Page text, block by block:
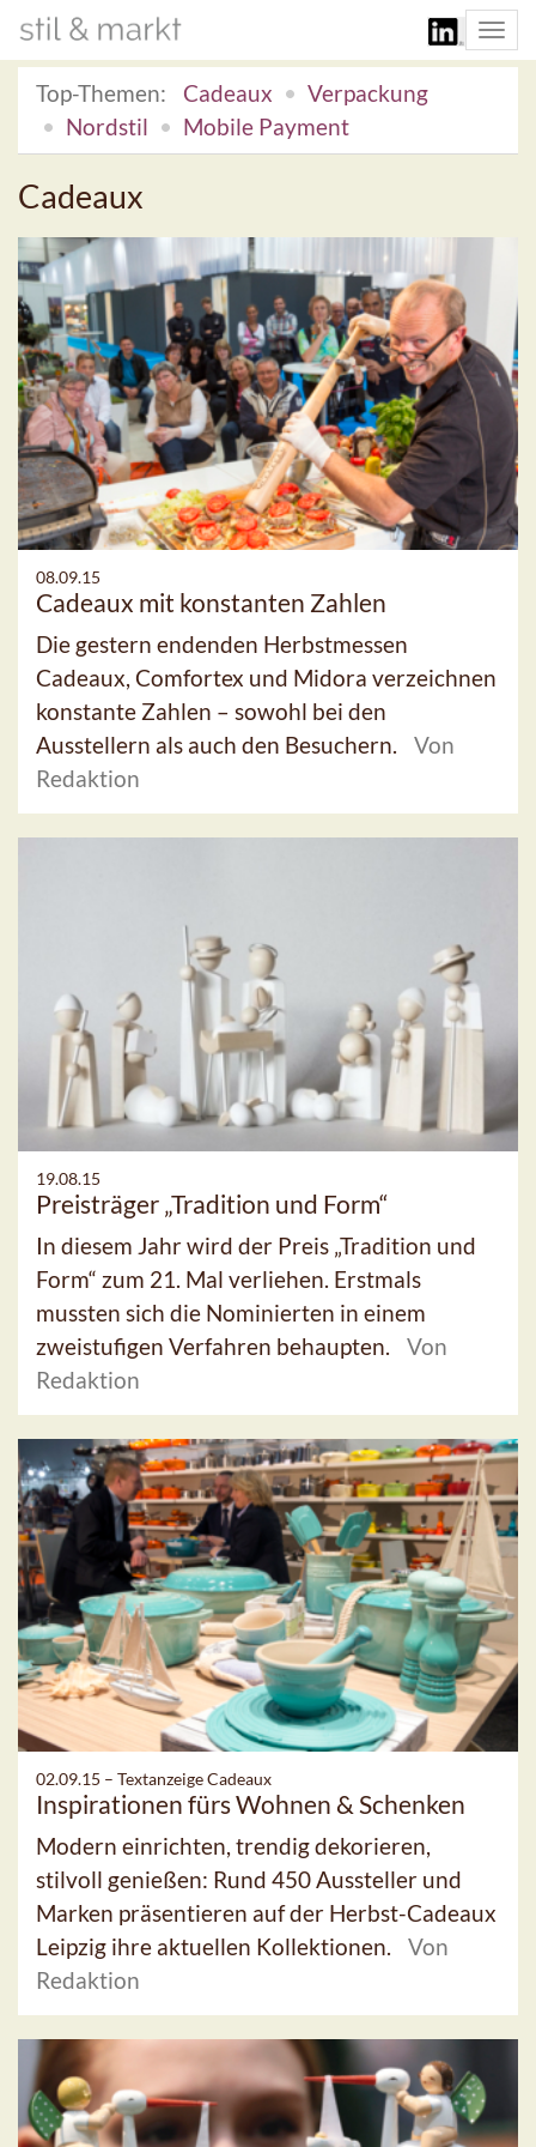
Top-Themen:
Cadeaux
Verpackung
Nordstil
Mobile Payment
Cadeaux
08.09.15
Cadeaux mit konstanten Zahlen
Die gestern endenden Herbstmessen
Cadeaux, Comfortex und Midora verzeichnen
konstante Zahlen – sowohl bei den
Ausstellern als auch den Besuchern.
Von
Redaktion
19.08.15
Preisträger „Tradition und Form“
In diesem Jahr wird der Preis „Tradition und
Form“ zum 21. Mal verliehen. Erstmals
mussten sich die Nominierten in einem
zweistufigen Verfahren behaupten.
Von
Redaktion
02.09.15 – Textanzeige Cadeaux
Inspirationen fürs Wohnen & Schenken
Modern einrichten, trendig dekorieren,
stilvoll genießen: Rund 450 Aussteller und
Marken präsentieren auf der Herbst-Cadeaux
Leipzig ihre aktuellen Kollektionen.
Von
Redaktion